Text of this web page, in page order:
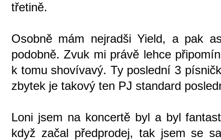
třetině.
Osobně mám nejradši Yield, a pak
podobně. Zvuk mi právě lehce
k tomu shovívavý. Ty poslední 3
zbytek je takový ten PJ standard
Loni jsem na koncertě byl a byl
když začal předprodej, tak jsem se